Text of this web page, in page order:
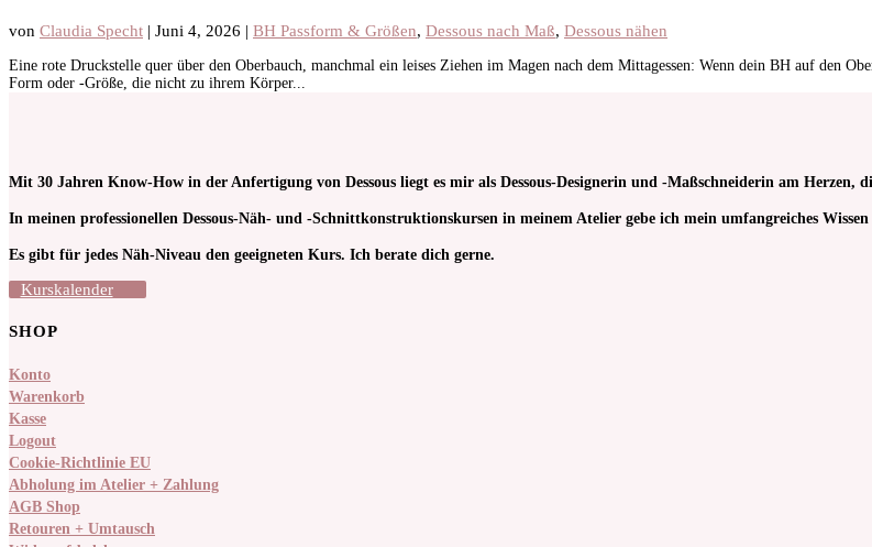
von Claudia Specht | Juni 4, 2026 | BH Passform & Größen, Dessous nach Maß, Dessous nähen
Eine rote Druckstelle quer über den Oberbauch, manchmal ein leises Ziehen im Magen nach dem Mittagessen: Wenn dein BH auf den
Form oder -Größe, die nicht zu ihrem Körper...
Mit 30 Jahren Know-How in der Anfertigung von Dessous liegt es mir als Dessous-Designerin und -Maßschneiderin am Herzen,
In meinen pro­fessionellen Dessous-Näh- und -Schnitt­kon­struktions­kursen in meinem Atelier gebe ich mein umfangreiches
Es gibt für jedes Näh-Niveau den geeigneten Kurs. Ich berate dich gerne.
Kurskalender
SHOP
Konto
Warenkorb
Kasse
Logout
Cookie-Richtlinie EU
Abholung im Atelier + Zahlung
AGB Shop
Retouren + Umtausch